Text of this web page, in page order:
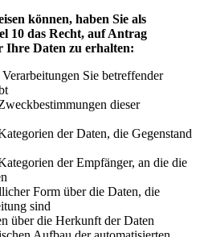
können, haben Sie als
10 das Recht, auf Antrag
Ihre Daten zu erhalten:
Sie betreffender
dieser
der Daten, die Gegenstand
der Empfänger, an die die
Form über die Daten, die
sind
über die Herkunft der Daten